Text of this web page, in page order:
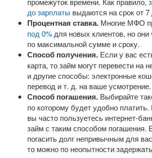
до зарплаты выдаются на срок от 7
Процентная ставка. Многие МФО
под 0% для новых клиентов, но они
по максимальной сумме и сроку.
Способ получения. Если у вас
карта, то займ могут перевести на
и другие способы: электронные
перевод и т. д. на ваше усмотрение.
Способ погашения. Выбирайте
по которому будет удобно
вы часто пользуетесь интернет-
займ с таким способом погашения.
погасить долг непривычным для
то можно по неопытности